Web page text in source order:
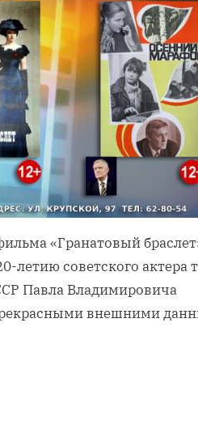
«Гранатовый
летию советского актера
Павла Владимировича
внешними